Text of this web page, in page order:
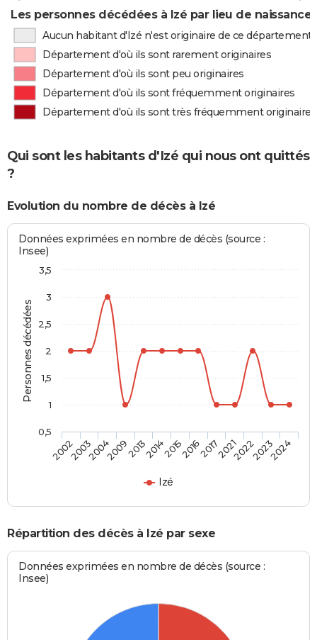
Les personnes décédées à Izé par lieu de naissance
Aucun habitant d'Izé n'est originaire de ce département
Département d'où ils sont rarement originaires
Département d'où ils sont peu originaires
Département d'où ils sont fréquemment originaires
Département d'où ils sont très fréquemment originaires
Qui sont les habitants d'Izé qui nous ont quittés
?
Evolution du nombre de décès à Izé
Personnes décédées
Données exprimées en nombre de décès (source :
Insee)
Izé
2002200320042009201320142015201620172021202220232024
0,5
1
1,5
2
2,5
3
3,5
Répartition des décès à Izé par sexe
Données exprimées en nombre de décès (source :
Insee)